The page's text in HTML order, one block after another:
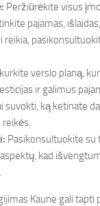
Peržiūrėkite visus
pajamas,
reikia,
verslo planą,
ir galimus
suvokti, ką ketinate
Pasikonsultuokite su
kad
Kaune gali tapti